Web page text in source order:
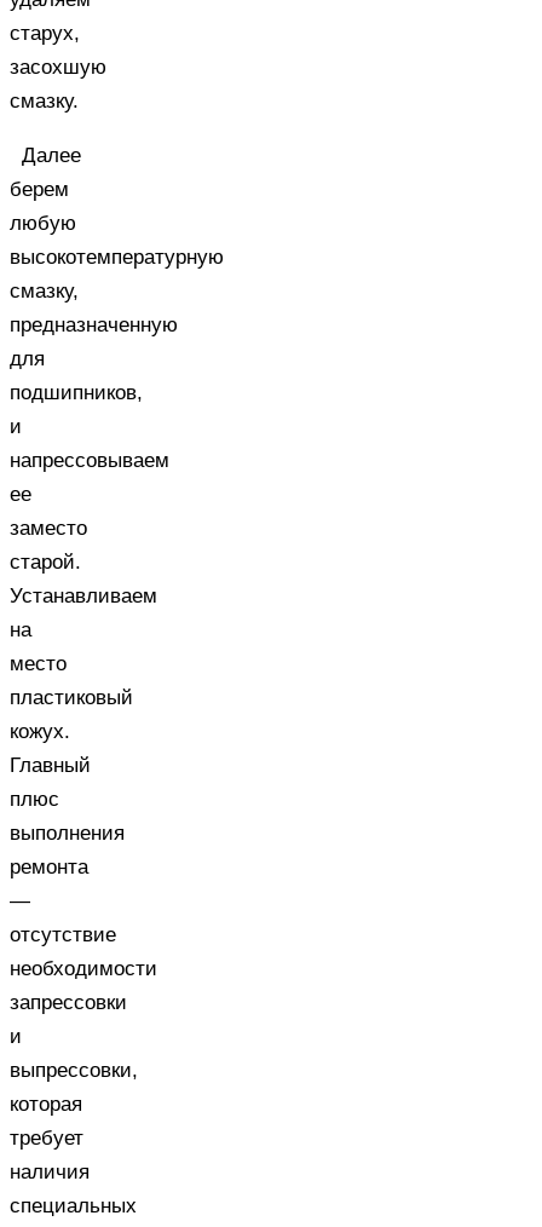
старух,
засохшую
смазку.
Далее
берем
любую
высокотемпературную
смазку,
предназначенную
для
подшипников,
и
напрессовываем
ее
заместо
старой.
Устанавливаем
на
место
пластиковый
кожух.
Главный
плюс
выполнения
ремонта
—
отсутствие
необходимости
запрессовки
и
выпрессовки,
которая
требует
наличия
специальных